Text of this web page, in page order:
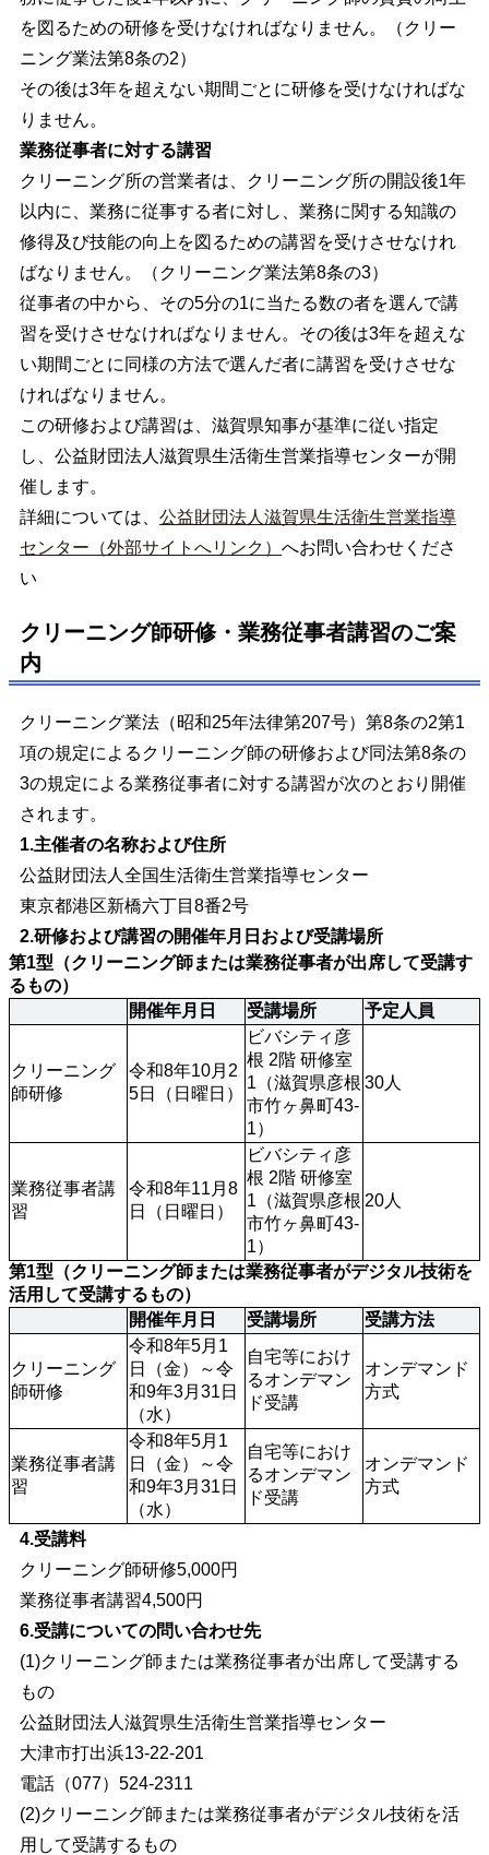
を図るための研修を受けなければなりません。（クリー
ニング業法第8条の2）
その後は3年を超えない期間ごとに研修を受けなければな
りません。
業務従事者に対する講習
クリーニング所の営業者は、クリーニング所の開設後1年
以内に、業務に従事する者に対し、業務に関する知識の
修得及び技能の向上を図るための講習を受けさせなけれ
ばなりません。（クリーニング業法第8条の3）
従事者の中から、その5分の1に当たる数の者を選んで講
習を受けさせなければなりません。その後は3年を超えな
い期間ごとに同様の方法で選んだ者に講習を受けさせな
ければなりません。
この研修および講習は、滋賀県知事が基準に従い指定
し、公益財団法人滋賀県生活衛生営業指導センターが開
催します。
詳細については、 公益財団法人滋賀県生活衛生営業指導
センター（外部サイトへリンク） へお問い合わせくださ
い
クリーニング師研修・業務従事者講習のご案
内
クリーニング業法（昭和25年法律第207号）第8条の2第1
項の規定によるクリーニング師の研修および同法第8条の
3の規定による業務従事者に対する講習が次のとおり開催
されます。
1.主催者の名称および住所
公益財団法人全国生活衛生営業指導センター
東京都港区新橋六丁目8番2号
2.研修および講習の開催年月日および受講場所
第1型（クリーニング師または業務従事者が出席して受講す
るもの）
開催年月日
受講場所 予定人員
クリーニング
師研修
令和8年10月2
5日（日曜日）
ビバシティ彦
根 2階 研修室
1（滋賀県彦根
市竹ヶ鼻町43-
1）
30人
業務従事者講
習
令和8年11月8
日（日曜日）
ビバシティ彦
根 2階 研修室
1（滋賀県彦根
市竹ヶ鼻町43-
1）
20人
第1型（クリーニング師または業務従事者がデジタル技術を
活用して受講するもの）
開催年月日
受講場所 受講方法
クリーニング
師研修
令和8年5月1
日（金）～令
和9年3月31日
（水）
自宅等におけ
るオンデマン
ド受講
オンデマンド
方式
業務従事者講
習
令和8年5月1
日（金）～令
和9年3月31日
（水）
自宅等におけ
るオンデマン
ド受講
オンデマンド
方式
4.受講料
クリーニング師研修5,000円
業務従事者講習4,500円
6.受講についての問い合わせ先
(1)クリーニング師または業務従事者が出席して受講する
もの
公益財団法人滋賀県生活衛生営業指導センター
大津市打出浜13-22-201
電話（077）524-2311
(2)クリーニング師または業務従事者がデジタル技術を活
用して受講するもの